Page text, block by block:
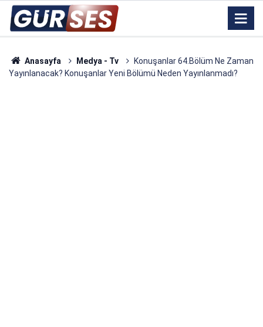
Anasayfa Medya - Tv
Konuşanlar 64.Bölüm Ne Zaman
Yayınlanacak? Konuşanlar Yeni Bölümü Neden Yayınlanmadı?